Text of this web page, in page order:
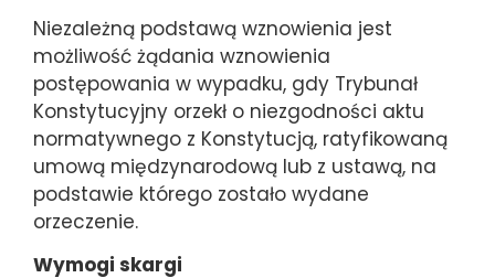
Niezależną podstawą wznowienia jest
możliwość żądania wznowienia
postępowania w wypadku, gdy Trybunał
Konstytucyjny orzekł o niezgodności aktu
normatywnego z Konstytucją, ratyfikowaną
umową międzynarodową lub z ustawą, na
podstawie którego zostało wydane
orzeczenie.
Wymogi skargi